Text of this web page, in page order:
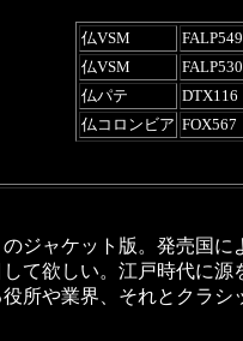
仏VSM
FALP549
仏VSM
FALP530
仏パテ
DTX116
仏コロンビア FOX567
ジャケット版。発売国
て欲しい。江戸時代に
所や業界、それとクラ